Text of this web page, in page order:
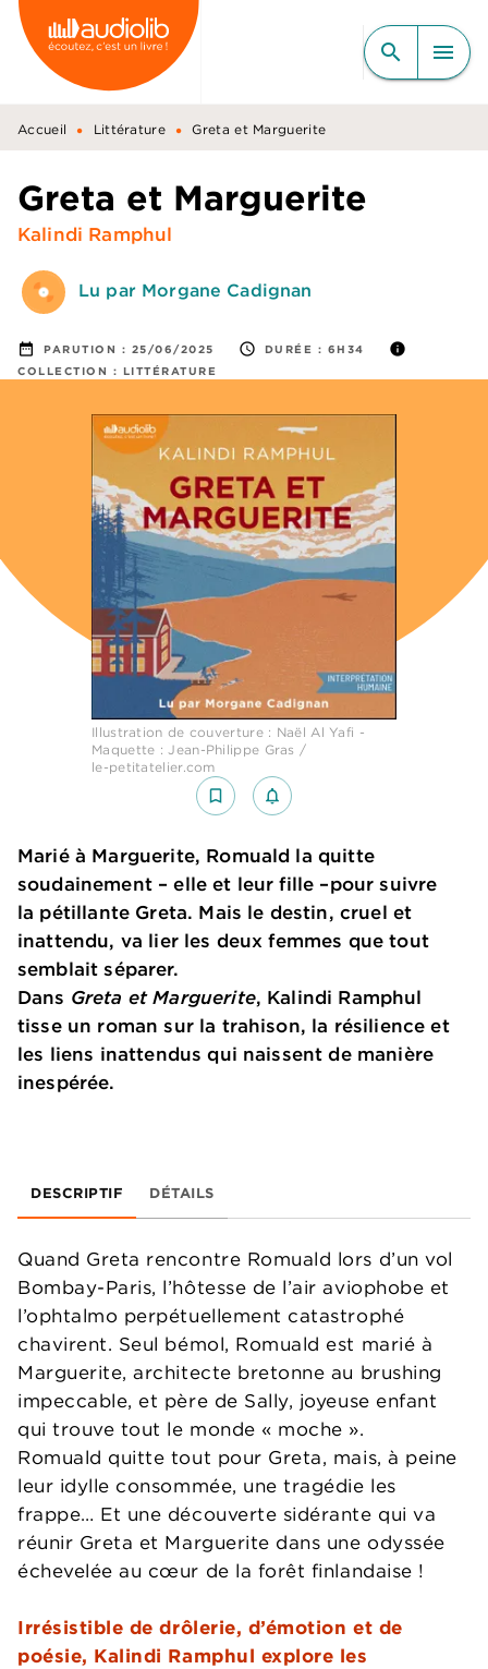
MENU RECHERCHE
CONTENU
PIED DE PAGE
search menu
Accueil • Littérature • Greta et Marguerite
Greta et Marguerite
Kalindi Ramphul
Lu par Morgane Cadignan
date_range PARUTION : 25/06/2025 access_time DURÉE : 6H34 info
COLLECTION : LITTÉRATURE
Illustration de couverture : Naël Al Yafi -
Maquette : Jean-Philippe Gras /
le-petitatelier.com
bookmark_border notifications_none_outlined
Marié à Marguerite, Romuald la quitte
soudainement – elle et leur fille –pour suivre
la pétillante Greta. Mais le destin, cruel et
inattendu, va lier les deux femmes que tout
semblait séparer.
Dans Greta et Marguerite, Kalindi Ramphul
tisse un roman sur la trahison, la résilience et
les liens inattendus qui naissent de manière
inespérée.
DESCRIPTIF DÉTAILS
Quand Greta rencontre Romuald lors d’un vol
Bombay-Paris, l’hôtesse de l’air aviophobe et
l’ophtalmo perpétuellement catastrophé
chavirent. Seul bémol, Romuald est marié à
Marguerite, architecte bretonne au brushing
impeccable, et père de Sally, joyeuse enfant
qui trouve tout le monde « moche ».
Romuald quitte tout pour Greta, mais, à peine
leur idylle consommée, une tragédie les
frappe… Et une découverte sidérante qui va
réunir Greta et Marguerite dans une odyssée
échevelée au cœur de la forêt finlandaise !
Irrésistible de drôlerie, d’émotion et de
poésie, Kalindi Ramphul explore les